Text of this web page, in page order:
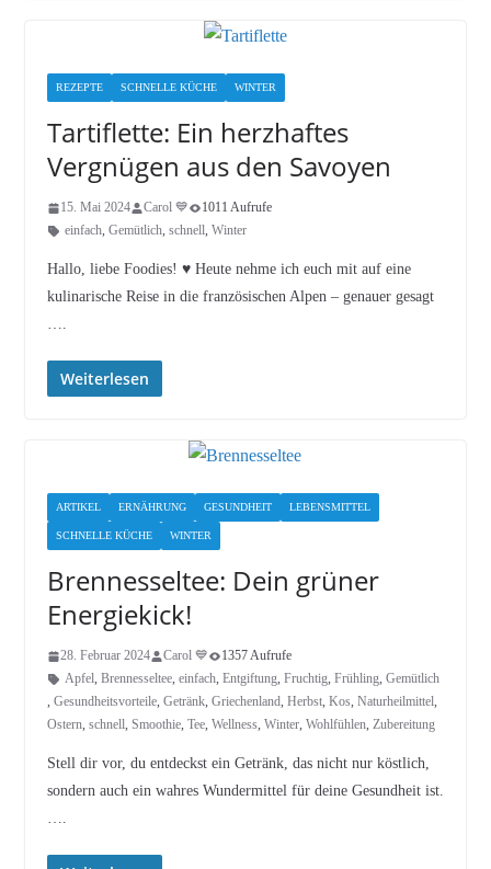
REZEPTE SCHNELLE KÜCHE WINTER
Tartiflette: Ein herzhaftes
Vergnügen aus den Savoyen
15. Mai 2024 Carol 💙
1011 Aufrufe
einfach, Gemütlich, schnell, Winter
Hallo, liebe Foodies! ♥︎ Heute nehme ich euch mit auf eine
kulinarische Reise in die französischen Alpen – genauer gesagt
….
Weiterlesen
ARTIKEL ERNÄHRUNG GESUNDHEIT LEBENSMITTEL
SCHNELLE KÜCHE WINTER
Brennesseltee: Dein grüner
Energiekick!
28. Februar 2024 Carol 💙
1357 Aufrufe
Apfel, Brennesseltee, einfach, Entgiftung, Fruchtig, Frühling, Gemütlich
, Gesundheitsvorteile, Getränk, Griechenland, Herbst, Kos, Naturheilmittel,
Ostern, schnell, Smoothie, Tee, Wellness, Winter, Wohlfühlen, Zubereitung
Stell dir vor, du entdeckst ein Getränk, das nicht nur köstlich,
sondern auch ein wahres Wundermittel für deine Gesundheit ist.
….